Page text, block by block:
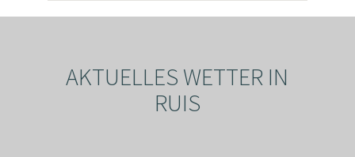
AKTUELLES WETTER IN
RUIS